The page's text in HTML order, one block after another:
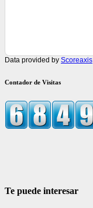
Data provided by Scoreaxis
Contador de Visitas
Te puede interesar